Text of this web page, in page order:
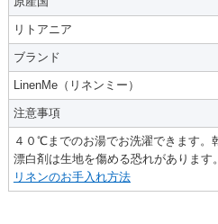
リトアニア
ブランド
LinenMe（リネンミー）
注意事項
４０℃までのお湯でお洗濯できます。
漂白剤は生地を傷める恐れがあります
リネンのお手入れ方法